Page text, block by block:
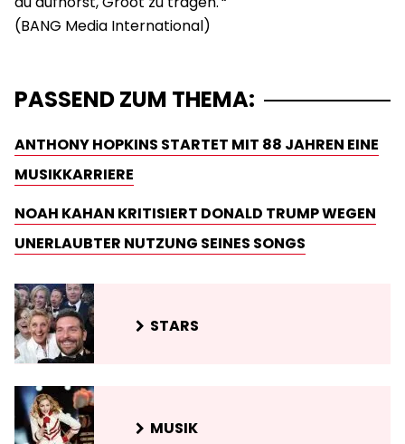
PASSEND ZUM THEMA:
ANTHONY HOPKINS STARTET MIT 88 JAHREN EINE
MUSIKKARRIERE
NOAH KAHAN KRITISIERT DONALD TRUMP WEGEN
UNERLAUBTER NUTZUNG SEINES SONGS
STARS
MUSIK